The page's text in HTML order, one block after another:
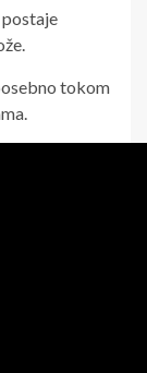
tokom